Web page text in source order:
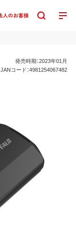
発売時期：2023年01月
JANコード：4981254067482